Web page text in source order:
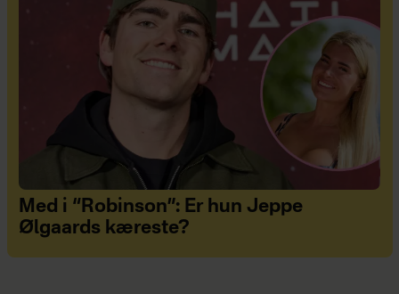
Med i “Robinson”: Er hun Jeppe
Ølgaards kæreste?